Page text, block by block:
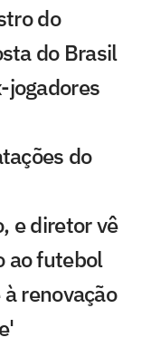
do
do Brasil
jogadores
do
e diretor vê
ao futebol
renovação